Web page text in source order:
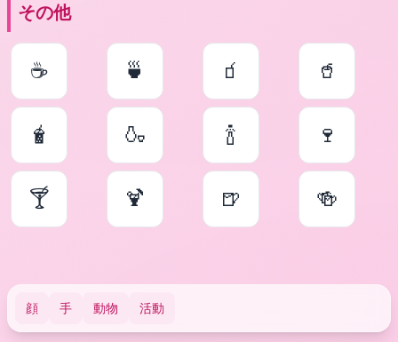
その他
☕ 🍵 🧃 🥤
🧋 🍶 🍾 🍷
🍸 🍹 🍺 🍻
顔 手 動物 活動